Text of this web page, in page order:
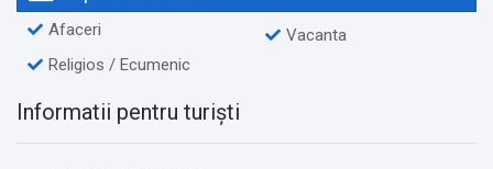
Afaceri
Religios / Ecumenic
Vacanta
Informatii pentru turiști